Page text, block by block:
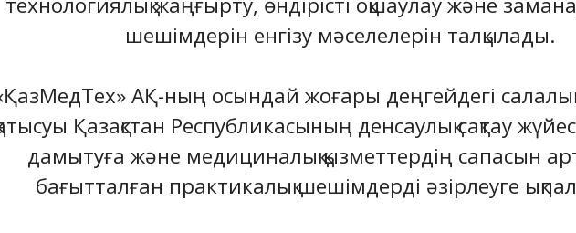
шешімдерін енгізу мәселелерін талқылады.
АҚ-ның осындай жоғары деңгейдегі
Қазақстан Республикасының денсаулық сақтау
дамытуға және медициналық қызметтердің сапасын
бағытталған практикалық шешімдерді әзірлеуге